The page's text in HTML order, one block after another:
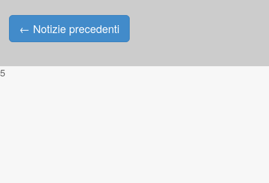
Posts navigation
← Notizie precedenti
5